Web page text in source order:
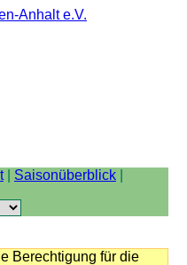
| Saisonüberblick|
Berechtigung für die